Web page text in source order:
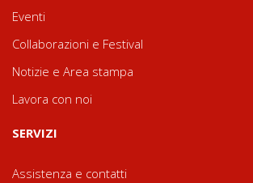
Eventi
Collaborazioni e Festival
Notizie e Area stampa
Lavora con noi
SERVIZI
Assistenza e contatti